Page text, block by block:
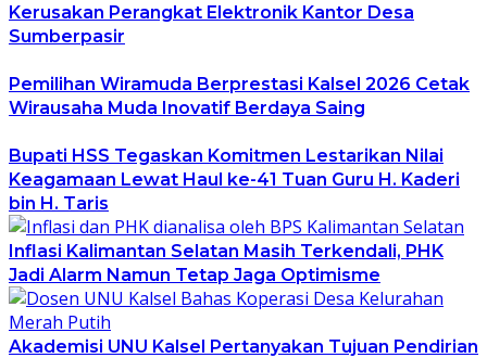
Kerusakan Perangkat Elektronik Kantor Desa
Sumberpasir
Pemilihan Wiramuda Berprestasi Kalsel 2026 Cetak
Wirausaha Muda Inovatif Berdaya Saing
Bupati HSS Tegaskan Komitmen Lestarikan Nilai
Keagamaan Lewat Haul ke-41 Tuan Guru H. Kaderi
bin H. Taris
Inflasi Kalimantan Selatan Masih Terkendali, PHK
Jadi Alarm Namun Tetap Jaga Optimisme
Akademisi UNU Kalsel Pertanyakan Tujuan Pendirian